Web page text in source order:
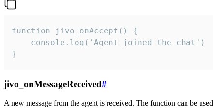
function jivo_onAccept() {
}
jivo_onMessageReceived#
A new message from the agent is received. The function can be used